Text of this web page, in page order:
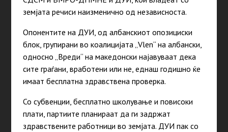
земјата речиси наизменично од независноста.
Опонентите на ДУИ, од албанскиот опозициски
блок, групирани во коалицијата „Vlеn“ на албански,
односно „Вреди“ на македонски најавуваат дека
сите граѓани, вработени или не, еднаш годишно ќе
имаат бесплатна здравствена проверка.
Со субвенции, бесплатно школување и повисоки
плати, партиите планираат да ги задржат
здравствените работници во земјата. ДУИ пак со